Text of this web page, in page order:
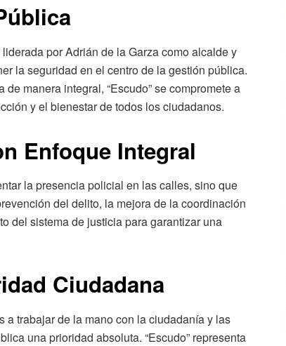
por Adrián de la Garza como alcalde y
la seguridad en el centro de la gestión pública.
manera integral, “Escudo” se compromete a
y el bienestar de todos los ciudadanos.
Enfoque Integral
la presencia policial en las calles, sino que
del delito, la mejora de la coordinación
del sistema de justicia para garantizar una
Ciudadana
a trabajar de la mano con la ciudadanía y las
una prioridad absoluta. “Escudo” representa